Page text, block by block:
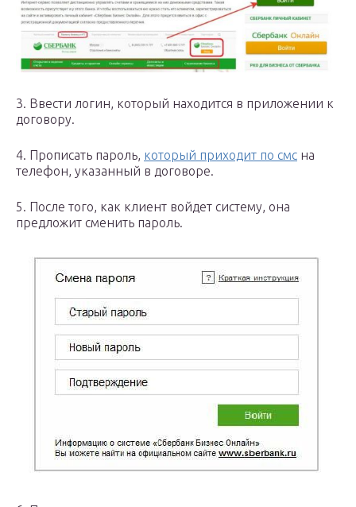
3. Ввести логин, который находится в приложении к
договору.
4. Прописать пароль, который приходит по смс на
телефон, указанный в договоре.
5. После того, как клиент войдет систему, она
предложит сменить пароль.